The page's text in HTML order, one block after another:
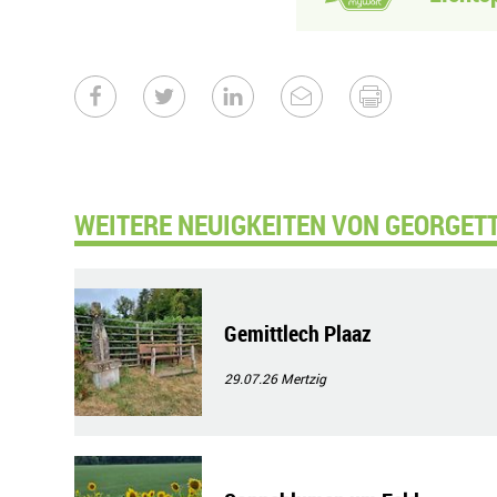
WEITERE NEUIGKEITEN VON
Gemittlech Plaaz
29.07.26Mertzig